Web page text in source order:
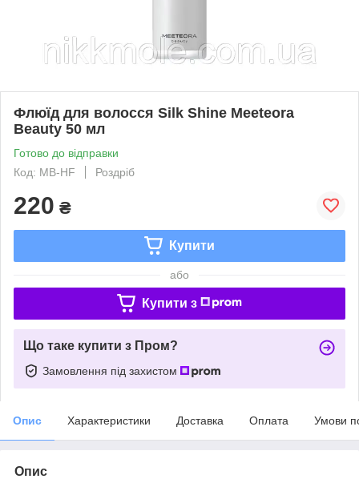
Флюїд для волосся Silk Shine Meeteora
Beauty 50 мл
Готово до відправки
Код: MB-HF
Роздріб
220 ₴
Купити
або
Купити з
Що таке купити з Пром?
Замовлення під захистом
Опис Характеристики Доставка Оплата Умови
Опис